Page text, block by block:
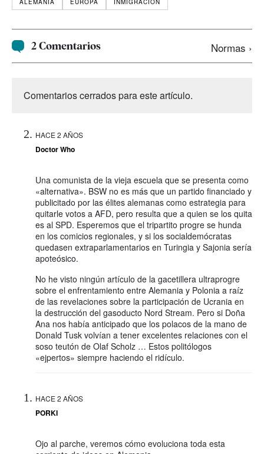
ALEMANIA EUROPA INMIGRACIÓN
2 Comentarios Normas ›
Comentarios cerrados para este artículo.
HACE 2 AÑOS
Doctor Who
Una comunista de la vieja escuela que se presenta como
«alternativa». BSW no es más que un partido financiado y
publicitado por las élites alemanas como estrategia para
quitarle votos a AFD, pero resulta que a quien se los quita
es al SPD. Esperemos que el tripartito progre se hunda
en los comicios regionales, y si los socialdemócratas
quedasen extraparlamentarios en Turingia y Sajonia sería
apoteósico.
No he visto ningún artículo de la gacetillera ultraprogre
sobre el enfrentamiento entre Alemania y Polonia a raíz
de las revelaciones sobre la participación de Ucrania en
la destrucción del gasoducto Nord Stream. Pero si Doña
Ana nos había anticipado que los polacos de la mano de
Donald Tusk volvían a tener excelentes relaciones con el
soso teutón de Olaf Scholz … Estos politólogos
«ejpertos» siempre haciendo el ridículo.
HACE 2 AÑOS
PORKI
Ojo al parche, veremos cómo evoluciona toda esta